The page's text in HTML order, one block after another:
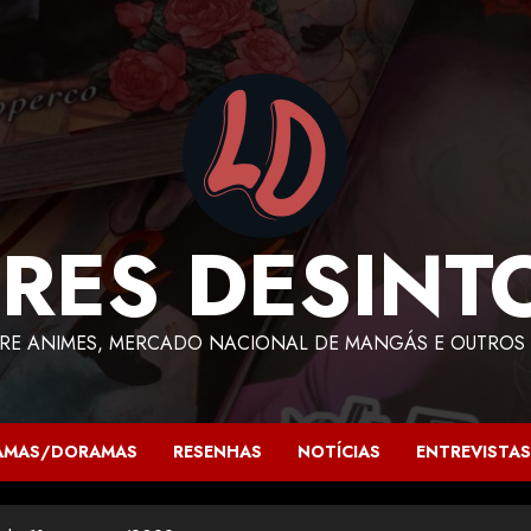
ANIMES, MERCADO NACIONAL DE MANGÁS E OUTROS
DORAMAS RESENHAS NOTÍCIAS ENTREVISTAS